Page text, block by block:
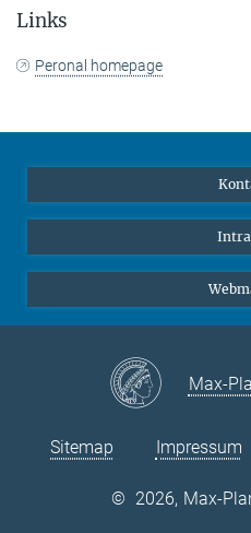
Links
Peronal homepage
Max-
Sitemap Impressum
© 2026, Max-